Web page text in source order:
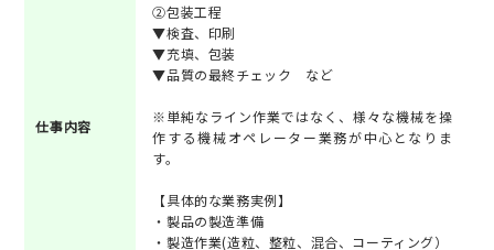
仕事内容
②包装工程
▼検査、印刷
▼充填、包装
▼品質の最終チェック など
※単純なライン作業ではなく、様々な機械を操
作する機械オペレーター業務が中心となりま
す。
【具体的な業務実例】
・製品の製造準備
・製造作業(造粒、整粒、混合、コーティング）